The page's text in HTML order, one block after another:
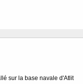
sur la base navale d'Atlit